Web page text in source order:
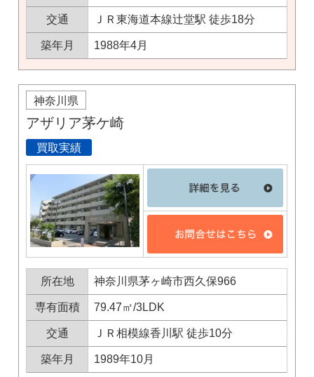
×
無料査定・売却相談
10時～18時/水曜日定休
交通 ＪＲ東海道本線辻堂駅 徒歩18分
築年月 1988年4月
神奈川県
アザリア茅ケ崎
買取実績
所在地 神奈川県茅ヶ崎市西久保966
専有面積 79.47㎡/3LDK
交通 ＪＲ相模線香川駅 徒歩10分
築年月 1989年10月